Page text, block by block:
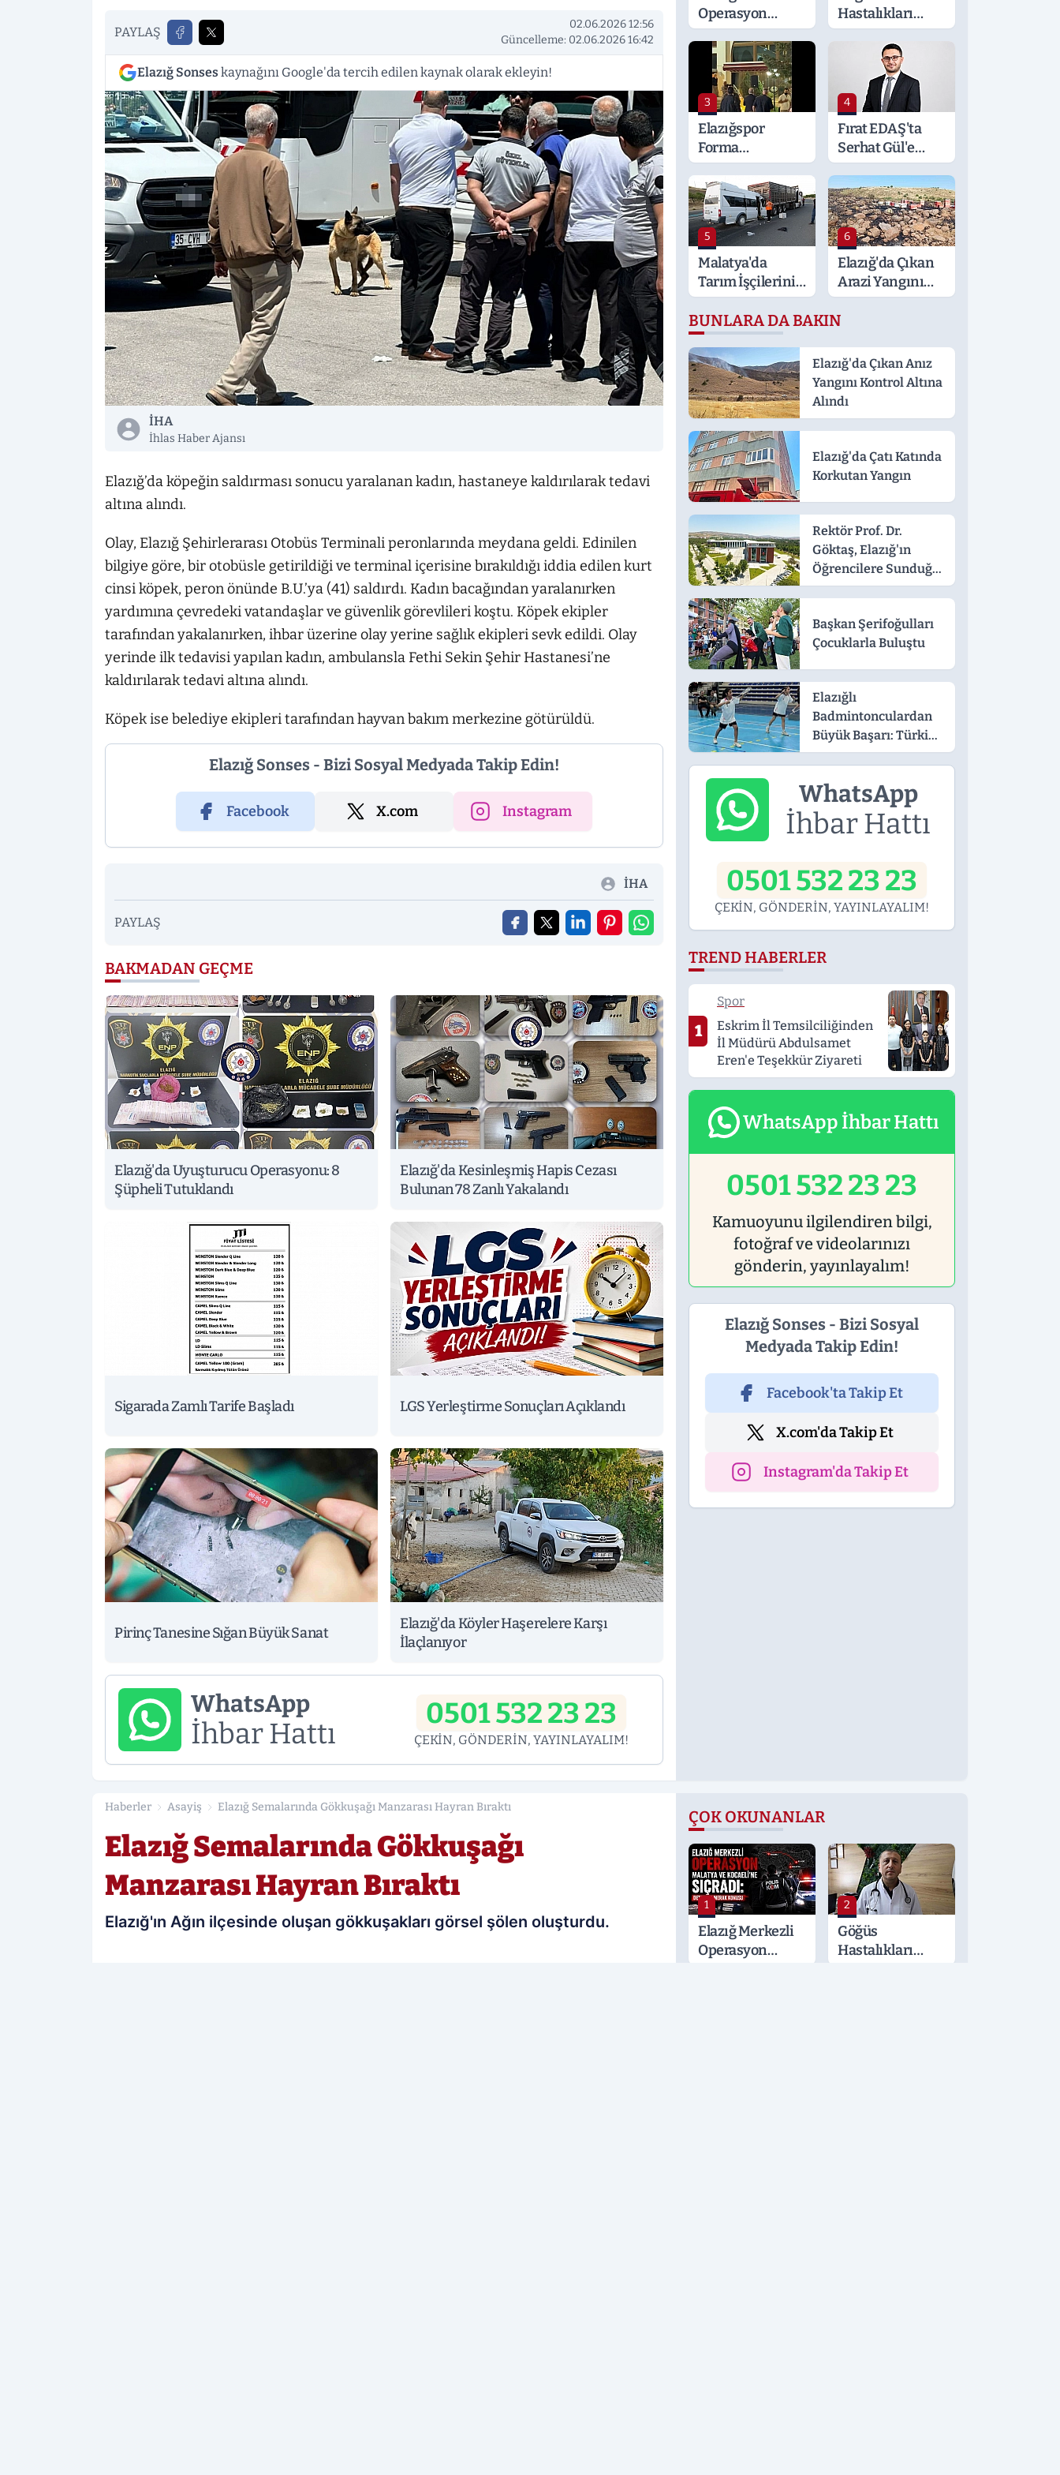
PAYLAŞ
02.06.2026 12:56
Güncelleme: 02.06.2026 16:42
Elazığ Sonses kaynağını Google'da tercih edilen kaynak olarak ekleyin!
İHA
İhlas Haber Ajansı
Elazığ’da köpeğin saldırması sonucu yaralanan kadın, hastaneye kaldırılarak tedavi
altına alındı.
Olay, Elazığ Şehirlerarası Otobüs Terminali peronlarında meydana geldi. Edinilen
bilgiye göre, bir otobüsle getirildiği ve terminal içerisine bırakıldığı iddia edilen kurt
cinsi köpek, peron önünde B.U.’ya (41) saldırdı. Kadın bacağından yaralanırken
yardımına çevredeki vatandaşlar ve güvenlik görevlileri koştu. Köpek ekipler
tarafından yakalanırken, ihbar üzerine olay yerine sağlık ekipleri sevk edildi. Olay
yerinde ilk tedavisi yapılan kadın, ambulansla Fethi Sekin Şehir Hastanesi’ne
kaldırılarak tedavi altına alındı.
Köpek ise belediye ekipleri tarafından hayvan bakım merkezine götürüldü.
Elazığ Sonses - Bizi Sosyal Medyada Takip Edin!
Facebook X.com Instagram
İHA
PAYLAŞ
BAKMADAN GEÇME
Elazığ'da Uyuşturucu Operasyonu: 8
Şüpheli Tutuklandı
Elazığ'da Kesinleşmiş Hapis Cezası
Bulunan 78 Zanlı Yakalandı
Sigarada Zamlı Tarife Başladı LGS Yerleştirme Sonuçları Açıklandı
Pirinç Tanesine Sığan Büyük Sanat
Elazığ'da Köyler Haşerelere Karşı
İlaçlanıyor
WhatsApp
İhbar Hattı
0501 532 23 23
ÇEKİN, GÖNDERİN, YAYINLAYALIM!
Operasyon
Malatya ve
Kocaeli’ne
Sıçradı: Detaylar
Merak Konusu
Hastalıkları
Uzmanı
Erden'den
Hayati Klima
Uyarısı
3
Elazığspor
Forma
Lansmanında
Kısa Süreli
Gerginlik
4
Fırat EDAŞ'ta
Serhat Gül'e
Önemli Görev
5
Malatya'da
Tarım İşçilerini
Taşıyan Minibüs
Tıra Çarptı: 19
Yaralı
6
Elazığ'da Çıkan
Arazi Yangını
Arıcılara Zarar
Verdi
BUNLARA DA BAKIN
Elazığ'da Çıkan Anız
Yangını Kontrol Altına
Alındı
Elazığ'da Çatı Katında
Korkutan Yangın
Rektör Prof. Dr.
Göktaş, Elazığ'ın
Öğrencilere Sunduğu
Avantajları Anlattı
Başkan Şerifoğulları
Çocuklarla Buluştu
Elazığlı
Badmintonculardan
Büyük Başarı: Türkiye
Finallerindeler
WhatsApp
İhbar Hattı
0501 532 23 23
ÇEKİN, GÖNDERİN, YAYINLAYALIM!
TREND HABERLER
1
Spor
Eskrim İl Temsilciliğinden
İl Müdürü Abdulsamet
Eren'e Teşekkür Ziyareti
WhatsApp İhbar Hattı
0501 532 23 23
Kamuoyunu ilgilendiren bilgi,
fotoğraf ve videolarınızı
gönderin, yayınlayalım!
Elazığ Sonses - Bizi Sosyal
Medyada Takip Edin!
Facebook'ta Takip Et
X.com'da Takip Et
Instagram'da Takip Et
Haberler Asayiş Elazığ Semalarında Gökkuşağı Manzarası Hayran Bıraktı
Elazığ Semalarında Gökkuşağı
Manzarası Hayran Bıraktı
Elazığ'ın Ağın ilçesinde oluşan gökkuşakları görsel şölen oluşturdu.
ÇOK OKUNANLAR
1
Elazığ Merkezli
Operasyon
2
Göğüs
Hastalıkları